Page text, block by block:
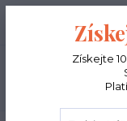
Po - Pá 9-15:00
Získejte